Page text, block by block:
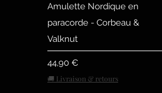
Amulette Nordique en
paracorde - Corbeau &
Valknut
Цена
44,90 €
🚚 Livraison & retours